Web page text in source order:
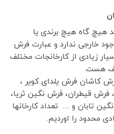
گاه هیچ برندی یا
خارجی ندارد و عبارت فرش
زیادی از کارخانجات مختلف
هست.
کاشان فرش یلدای کویر ،
قیطران، فرش نگین ثریا،
تابان و …. تعداد کارخانها
محدود را اوردیم.